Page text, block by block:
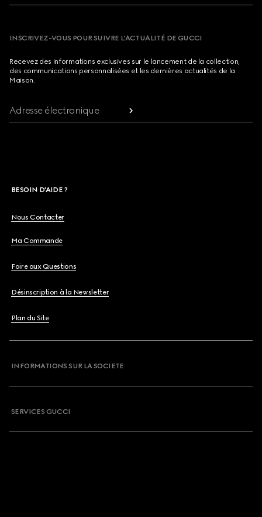
INSCRIVEZ-VOUS POUR SUIVRE L’ACTUALITÉ DE GUCCI
Recevez des informations exclusives sur le lancement de la collection,
des communications personnalisées et les dernières actualités de la
Maison.
Adresse électronique
BESOIN D'AIDE ?
Nous Contacter
Ma Commande
Foire aux Questions
Désinscription à la Newsletter
Plan du Site
INFORMATIONS SUR LA SOCIETE
SERVICES GUCCI